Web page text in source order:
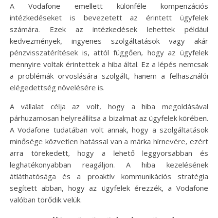
A Vodafone emellett különféle kompenzációs
intézkedéseket is bevezetett az érintett ügyfelek
számára. Ezek az intézkedések lehettek például
kedvezmények, ingyenes szolgáltatások vagy akár
pénzvisszatérítések is, attól függően, hogy az ügyfelek
mennyire voltak érintettek a hiba által. Ez a lépés nemcsak
a problémák orvoslására szolgált, hanem a felhasználói
elégedettség növelésére is.
A vállalat célja az volt, hogy a hiba megoldásával
párhuzamosan helyreállítsa a bizalmat az ügyfelek körében.
A Vodafone tudatában volt annak, hogy a szolgáltatások
minősége közvetlen hatással van a márka hírnevére, ezért
arra törekedett, hogy a lehető leggyorsabban és
leghatékonyabban reagáljon. A hiba kezelésének
átláthatósága és a proaktív kommunikációs stratégia
segített abban, hogy az ügyfelek érezzék, a Vodafone
valóban törődik velük.